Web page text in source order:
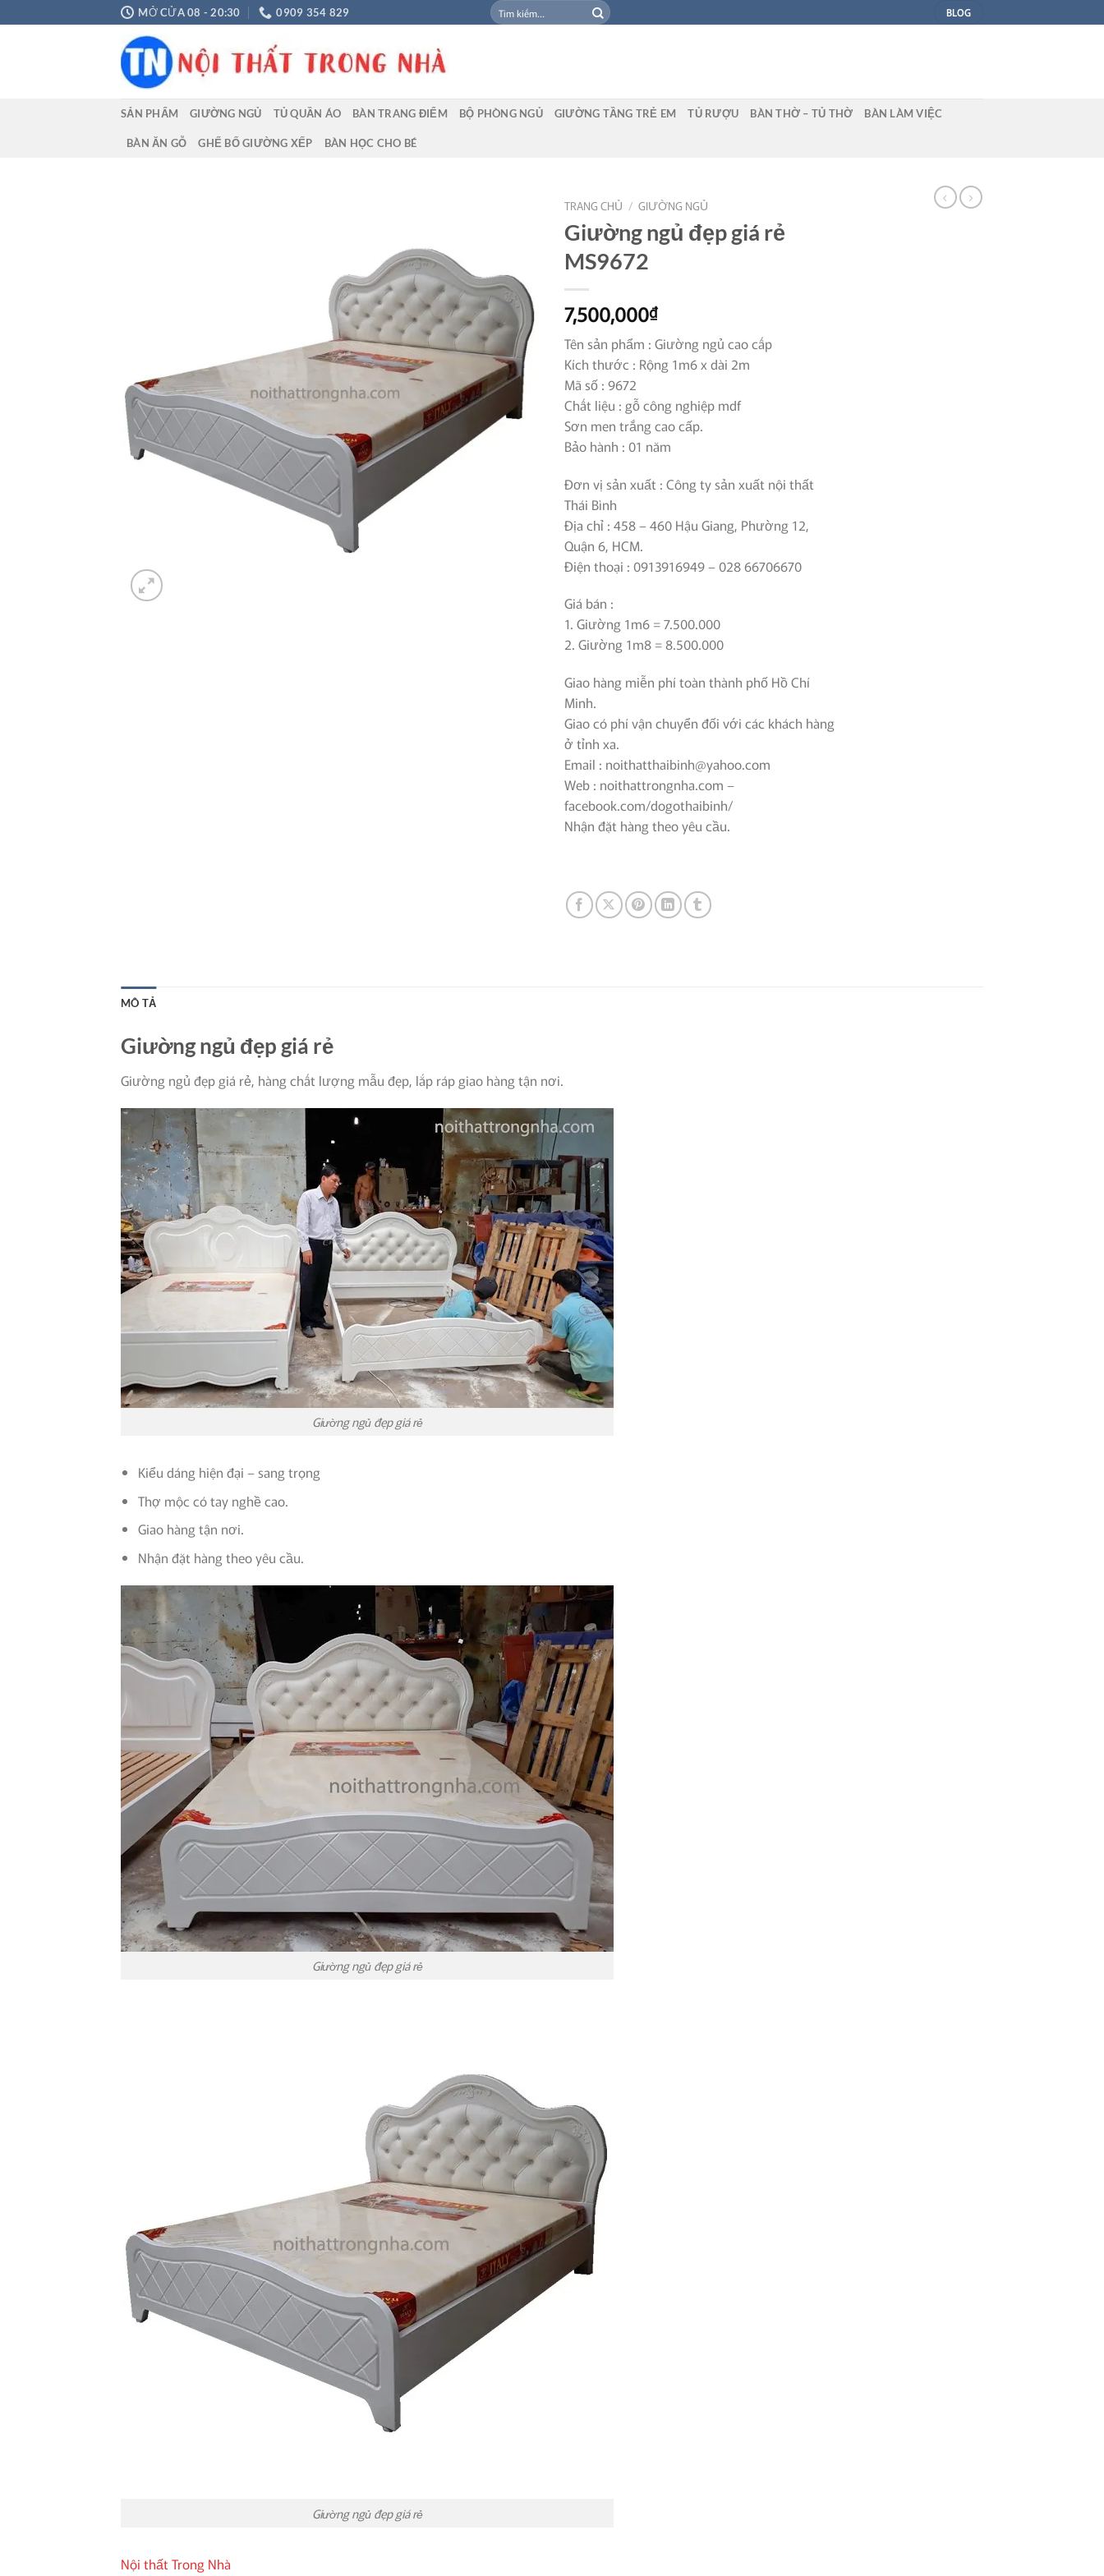
đến
MỞ CỬA 08 - 20:30 0909 354 829
Tìm
kiếm:
BLOG
SẢN PHẨM GIƯỜNG NGỦ TỦ QUẦN ÁO BÀN TRANG ĐIỂM BỘ PHÒNG NGỦ GIƯỜNG TẦNG TRẺ EM TỦ RƯỢU BÀN THỜ – TỦ THỜ BÀN LÀM VIỆC
BÀN ĂN GỖ GHẾ BỐ GIƯỜNG XẾP BÀN HỌC CHO BÉ
TRANG CHỦ / GIƯỜNG NGỦ
Giường ngủ đẹp giá rẻ
MS9672
7,500,000₫
Tên sản phẩm : Giường ngủ cao cấp
Kích thước : Rộng 1m6 x dài 2m
Mã số : 9672
Chất liệu : gỗ công nghiệp mdf
Sơn men trắng cao cấp.
Bảo hành : 01 năm
Đơn vị sản xuất : Công ty sản xuất nội thất
Thái Bình
Địa chỉ : 458 – 460 Hậu Giang, Phường 12,
Quận 6, HCM.
Điện thoại : 0913916949 – 028 66706670
Giá bán :
1. Giường 1m6 = 7.500.000
2. Giường 1m8 = 8.500.000
Giao hàng miễn phí toàn thành phố Hồ Chí
Minh.
Giao có phí vận chuyển đối với các khách hàng
ở tỉnh xa.
Email : noithatthaibinh@yahoo.com
Web : noithattrongnha.com –
facebook.com/dogothaibinh/
Nhận đặt hàng theo yêu cầu.
MÔ TẢ
Giường ngủ đẹp giá rẻ
Giường ngủ đẹp giá rẻ, hàng chất lượng mẫu đẹp, lắp ráp giao hàng tận nơi.
Giường ngủ đẹp giá rẻ
Kiểu dáng hiện đại – sang trọng
Thợ mộc có tay nghề cao.
Giao hàng tận nơi.
Nhận đặt hàng theo yêu cầu.
Giường ngủ đẹp giá rẻ
Giường ngủ đẹp giá rẻ
Nội thất Trong Nhà